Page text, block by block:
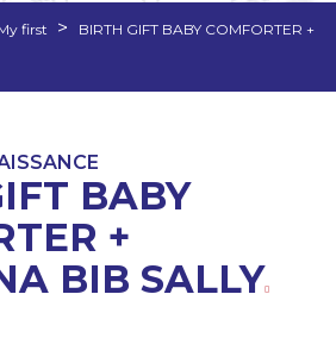
first
BIRTH GIFT BABY COMFORTER +
BABY
+
BIB SALLY